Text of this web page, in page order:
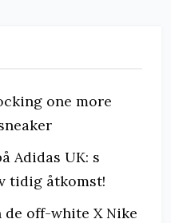
one more
Adidas UK: s
tidig åtkomst!
de off-white X Nike